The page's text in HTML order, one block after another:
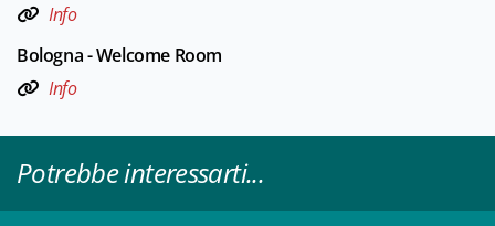
Info
Bologna - Welcome Room
Info
Potrebbe interessarti...